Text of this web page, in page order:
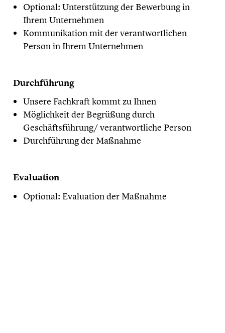
Optional: Unterstützung der Bewerbung in
Ihrem Unternehmen
Kommunikation mit der verantwortlichen
Person in Ihrem Unternehmen
Durchführung
Unsere Fachkraft kommt zu Ihnen
Möglichkeit der Begrüßung durch
Geschäftsführung/ verantwortliche Person
Durchführung der Maßnahme
Evaluation
Optional: Evaluation der Maßnahme